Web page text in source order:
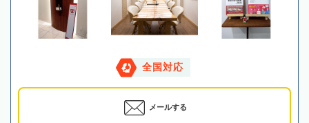
全国対応
メールする